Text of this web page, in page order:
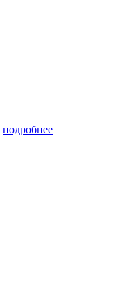
подробнее